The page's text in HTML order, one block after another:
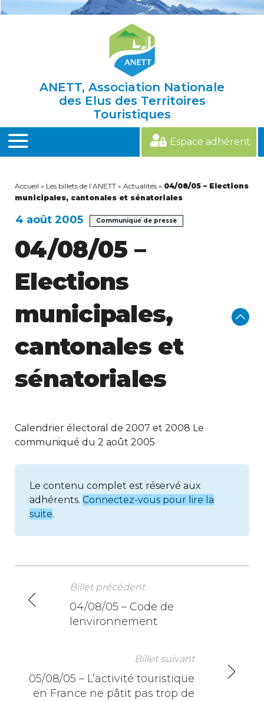
ANETT, Association Nationale
des Elus des Territoires
Touristiques
MENU
Espace adhérent
Accueil » Les billets de l’ANETT » Actualités » 04/08/05 – Elections
municipales, cantonales et sénatoriales
4 août 2005 Communiqué de presse
04/08/05 –
Elections
municipales,
cantonales et
sénatoriales
Calendrier électoral de 2007 et 2008 Le
communiqué du 2 août 2005
Le contenu complet est réservé aux
adhérents. Connectez-vous pour lire la
suite.
N
Billet précédent
04/08/05 – Code de
lenvironnement
Billet suivant
05/08/05 – L’activité touristique
en France ne pâtit pas trop de